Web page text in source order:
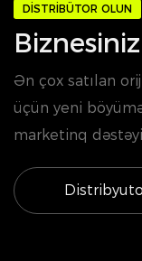
DISTRIBÜTOR OLUN
Ən çox satılan
üçün yeni
marketinq